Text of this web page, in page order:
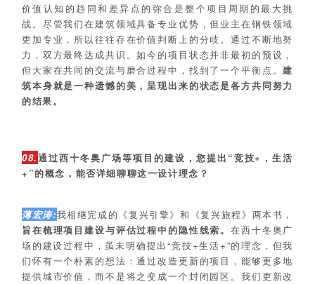
价值认知的趋同和差异点的弥合是整个项目周期的最大挑
战。尽管我们在建筑领域具备专业优势，但业主在钢铁领域
更加专业，所以往往存在价值判断上的分歧。通过不断地努
力，双方最终达成共识。如今的项目状态并非最初的预设，
但大家在共同的交流与磨合过程中，找到了一个平衡点。建
筑本身就是一种遗憾的美，呈现出来的状态是各方共同努力
的结果。
08.通过西十冬奥广场等项目的建设，您提出“竞技+，生活
+”的概念，能否详细聊聊这一设计理念？
薄宏涛:我相继完成的《复兴引擎》和《复兴旅程》两本书，
旨在梳理项目建设与评估过程中的隐性线索。在西十冬奥广
场的建设过程中，虽未明确提出“竞技+生活+”的理念，但我
们怀有一个朴素的想法：通过改造更新的项目，能够更多地
提供城市价值，而不是将之变成一个封闭园区。我们更新改